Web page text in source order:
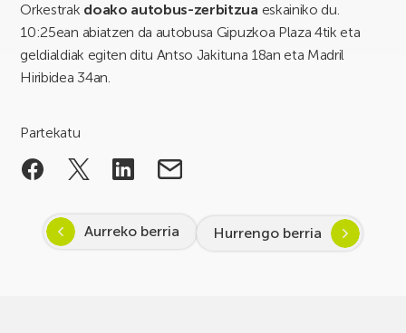
Orkestrak doako autobus-zerbitzua eskainiko du.
10:25ean abiatzen da autobusa Gipuzkoa Plaza 4tik eta
geldialdiak egiten ditu Antso Jakituna 18an eta Madril
Hiribidea 34an.
Partekatu
Aurreko berria Hurrengo berria